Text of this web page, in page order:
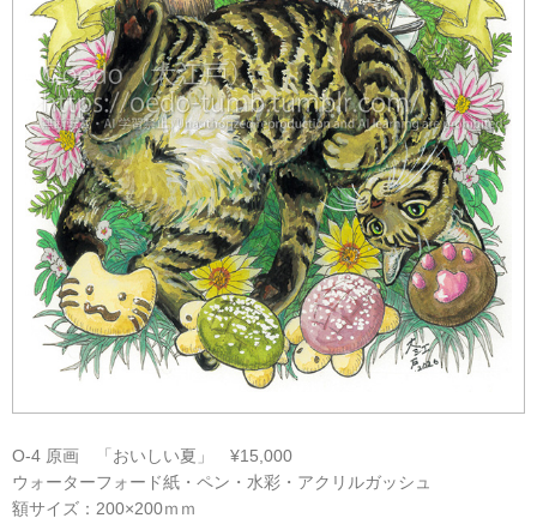
O-4 原画 「おいしい夏」 ¥15,000
ウォーターフォード紙・ペン・水彩・アクリルガッシュ
額サイズ：200×200ｍｍ